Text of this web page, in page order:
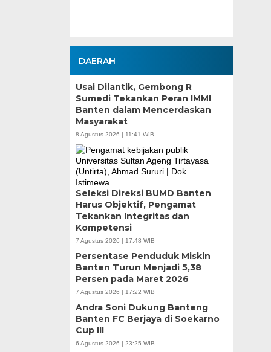
DAERAH
Usai Dilantik, Gembong R
Sumedi Tekankan Peran IMMI
Banten dalam Mencerdaskan
Masyarakat
8 Agustus 2026 | 11:41 WIB
Seleksi Direksi BUMD Banten
Harus Objektif, Pengamat
Tekankan Integritas dan
Kompetensi
7 Agustus 2026 | 17:48 WIB
Persentase Penduduk Miskin
Banten Turun Menjadi 5,38
Persen pada Maret 2026
7 Agustus 2026 | 17:22 WIB
Andra Soni Dukung Banteng
Banten FC Berjaya di Soekarno
Cup III
6 Agustus 2026 | 23:25 WIB